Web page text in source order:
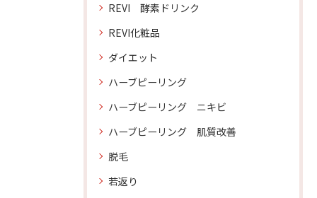
REVI 酵素ドリンク
REVI化粧品
ダイエット
ハーブピーリング
ハーブピーリング ニキビ
ハーブピーリング 肌質改善
脱毛
若返り